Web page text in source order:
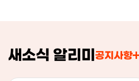
새소식 알리미 공지사항